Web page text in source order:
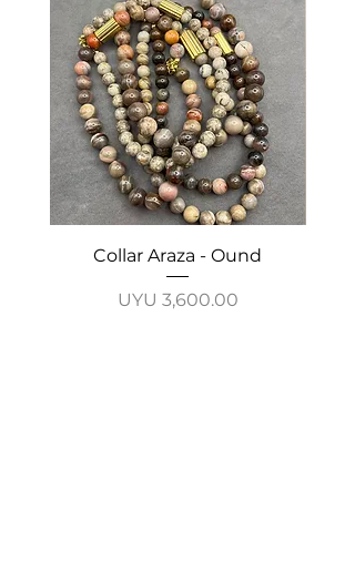
Collar Araza - Ound
Price
UYU 3,600.00